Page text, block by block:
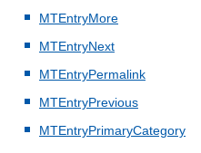
MTEntryMore
MTEntryNext
MTEntryPermalink
MTEntryPrevious
MTEntryPrimaryCategory